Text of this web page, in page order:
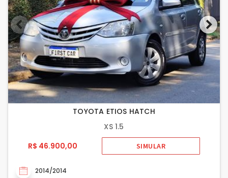
TOYOTA ETIOS HATCH
XS 1.5
R$ 46.900,00
SIMULAR
2014/2014